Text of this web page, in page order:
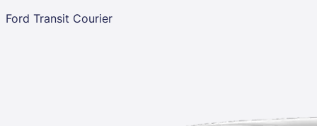
Ford Transit Courier